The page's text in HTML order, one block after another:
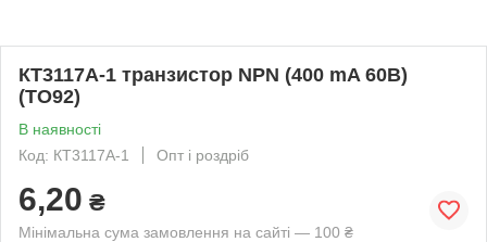
КТ3117А-1 транзистор NPN (400 mA 60В)
(ТО92)
В наявності
Код: КТ3117А-1
Опт і роздріб
6,20 ₴
Мінімальна сума замовлення на сайті — 100 ₴